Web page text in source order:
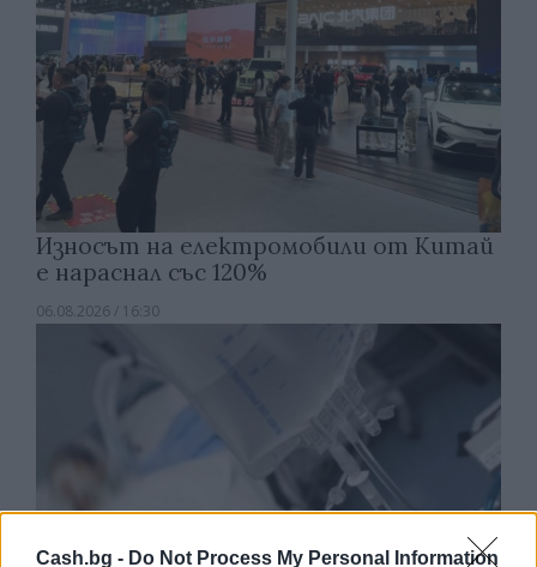
Cash.bg - Do Not Process My Personal Information
Износът на електромобили от Китай
е нараснал със 120%
06.08.2026 / 16:30